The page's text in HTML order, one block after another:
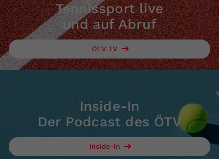
Tennissport live
und auf Abruf
ÖTV TV
Inside-In
Der Podcast des ÖTV
Inside-In